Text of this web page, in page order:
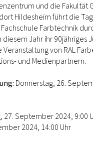
und die Fakultät
Hildesheim führt die
Farbtechnik
Jahr ihr 90jähriges
von RAL
und Medienpartnern.
Donnerstag, 26.
27. September 2024, 9:00
2024, 14:00 Uhr